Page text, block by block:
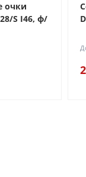
очки
S I46, ф/